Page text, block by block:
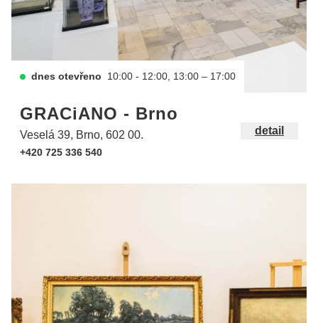
dnes otevřeno 10:00 - 12:00, 13:00 – 17:00
GRACiANO - Brno
Veselá 39, Brno, 602 00.
+420 725 336 540
detail